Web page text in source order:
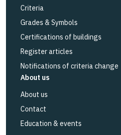
Criteria
Grades & Symbols
Certifications of buildings
Register articles
Notifications of criteria change
About us
About us
Contact
Education & events